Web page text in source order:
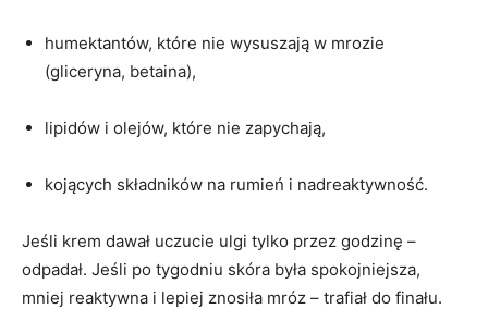
humektantów, które nie wysuszają w mrozie
(gliceryna, betaina),
lipidów i olejów, które nie zapychają,
kojących składników na rumień i nadreaktywność.
Jeśli krem dawał uczucie ulgi tylko przez godzinę –
odpadał. Jeśli po tygodniu skóra była spokojniejsza,
mniej reaktywna i lepiej znosiła mróz – trafiał do finału.